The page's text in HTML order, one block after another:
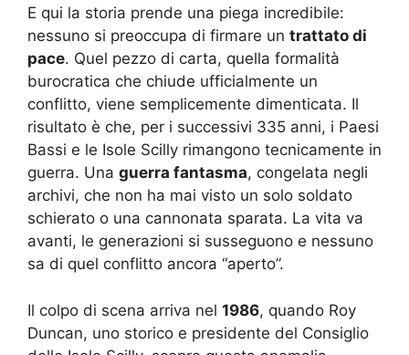
E qui la storia prende una piega incredibile:
nessuno si preoccupa di firmare un trattato di
pace. Quel pezzo di carta, quella formalità
burocratica che chiude ufficialmente un
conflitto, viene semplicemente dimenticata. Il
risultato è che, per i successivi 335 anni, i Paesi
Bassi e le Isole Scilly rimangono tecnicamente in
guerra. Una guerra fantasma, congelata negli
archivi, che non ha mai visto un solo soldato
schierato o una cannonata sparata. La vita va
avanti, le generazioni si susseguono e nessuno
sa di quel conflitto ancora “aperto”.
Il colpo di scena arriva nel 1986, quando Roy
Duncan, uno storico e presidente del Consiglio